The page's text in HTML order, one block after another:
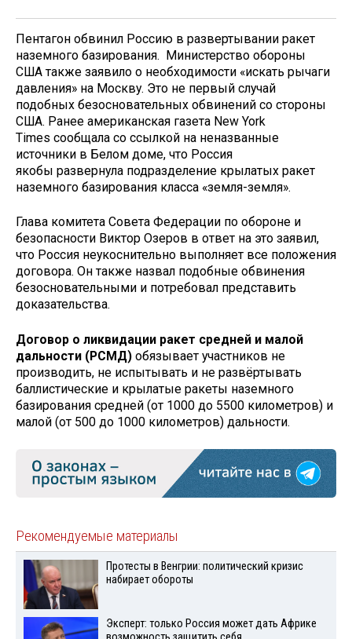
Пентагон обвинил Россию в развертывании ракет
наземного базирования. Министерство обороны
США также заявило о необходимости «искать рычаги
давления» на Москву. Это не первый случай
подобных безосновательных обвинений со стороны
США. Ранее американская газета New York
Times сообщала со ссылкой на неназванные
источники в Белом доме, что Россия
якобы развернула подразделение крылатых ракет
наземного базирования класса «земля-земля».
Глава комитета Совета Федерации по обороне и
безопасности Виктор Озеров в ответ на это заявил,
что Россия неукоснительно выполняет все положения
договора. Он также назвал подобные обвинения
безосновательными и потребовал представить
доказательства.
Договор о ликвидации ракет средней и малой
дальности (РСМД) обязывает участников не
производить, не испытывать и не развёртывать
баллистические и крылатые ракеты наземного
базирования средней (от 1000 до 5500 километров) и
малой (от 500 до 1000 километров) дальности.
Рекомендуемые материалы
Протесты в Венгрии: политический кризис
набирает обороты
Эксперт: только Россия может дать Африке